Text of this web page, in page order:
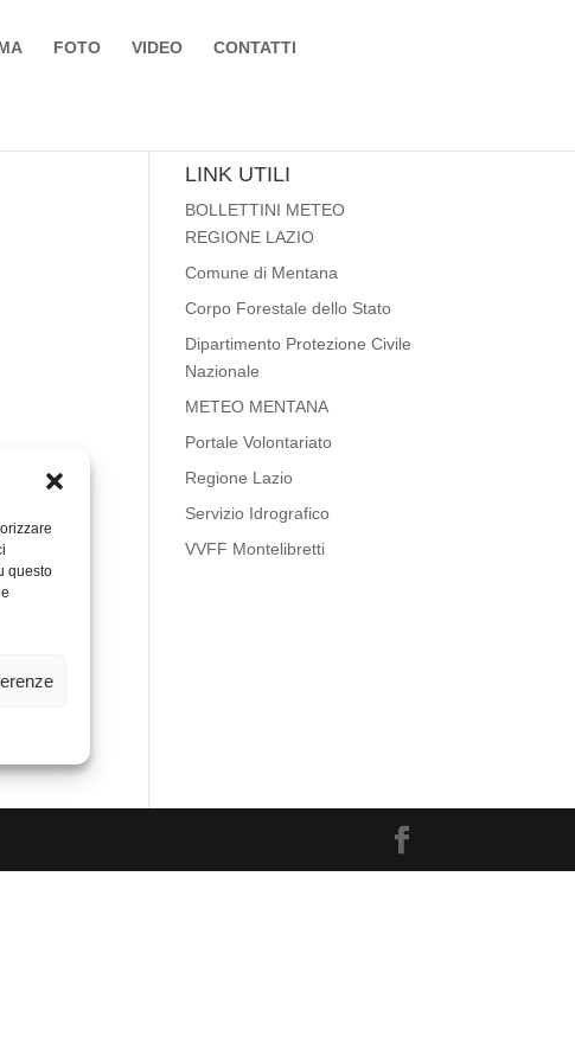
questo
FOTO VIDEO CONTATTI
LINK UTILI
BOLLETTINI METEO
REGIONE LAZIO
Comune di Mentana
Corpo Forestale dello Stato
Dipartimento Protezione Civile
Nazionale
METEO MENTANA
Portale Volontariato
Regione Lazio
Servizio Idrografico
VVFF Montelibretti